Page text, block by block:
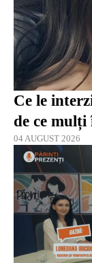
Ce le
de ce mulți
04 AUGUST 2026